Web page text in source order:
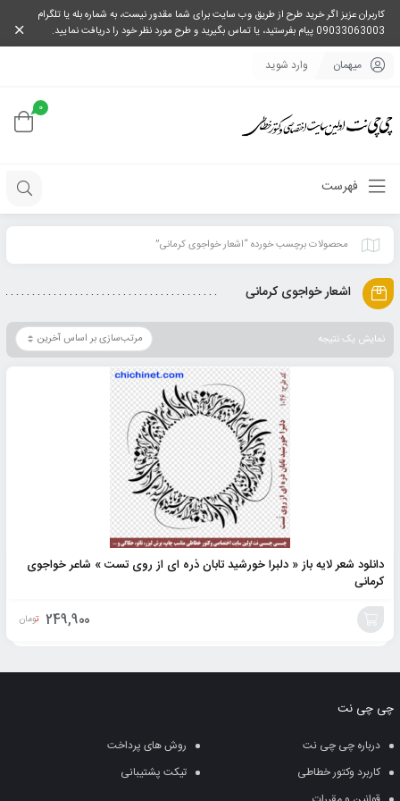
کاربران عزیز اگر خرید طرح از طریق وب سایت برای شما مقدور نیست، به شماره بله یا تلگرام
09033063003 پیام بفرستید، یا تماس بگیرید و طرح مورد نظر خود را دریافت نمایید.
میهمان وارد شوید
0
فهرست
محصولات برچسب خورده “اشعار خواجوی کرمانی”
اشعار خواجوی کرمانی
نمایش یک نتیجه
دانلود شعر لایه باز « دلبرا خورشید تابان ذره ای از روی تست » شاعر خواجوی
کرمانی
249,900 تومان
سبد
چی چی نت
درباره چی چی نت
روش های پرداخت
کاربرد وکتور خطاطی
تیکت پشتیبانی